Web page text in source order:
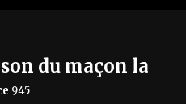
du maçon la
945